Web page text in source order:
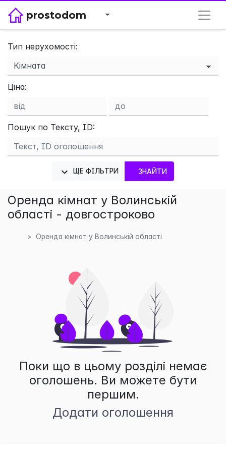
prostodom
Тип нерухомості:
Ціна:
Пошук по Тексту, ID:
ЩЕ ФІЛЬТРИ ЗНАЙТИ
Оренда кімнат у Волинській
області - довгостроково
Оренда кімнат у Волинській області
Поки що в цьому розділі немає
оголошень. Ви можете бути
першим.
Додати оголошення
×